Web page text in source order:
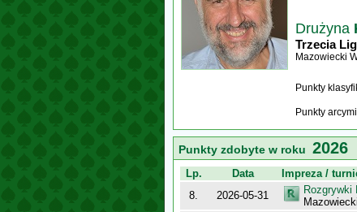
Drużyna
Trzecia
Mazowiecki
Punkty
Punkty
Punkty zdobyte w roku 2026
Lp. Data Impreza /
8.
2026-05-31
Rozgrywki